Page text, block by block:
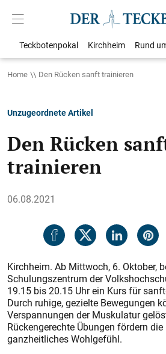
Teckbotenpokal Kirchheim Rund
Home Den Rücken sanft trainieren
Unzugeordnete Artikel
Den Rücken
trainieren
06.08.2021
Kirchheim. Ab Mittwoch, 6. Oktober,
Schulungszentrum der
19.15 bis 20.15 Uhr ein Kurs für
Durch ruhige, gezielte Bewegungen
Verspannungen der Muskulatur
Rückengerechte Übungen fördern
ganzheitliches Wohlgefühl.